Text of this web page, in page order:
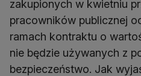
zakupionych w kwietniu
pracowników publicznej
ramach kontraktu o
nie będzie używanych z
bezpieczeństwo. Jak